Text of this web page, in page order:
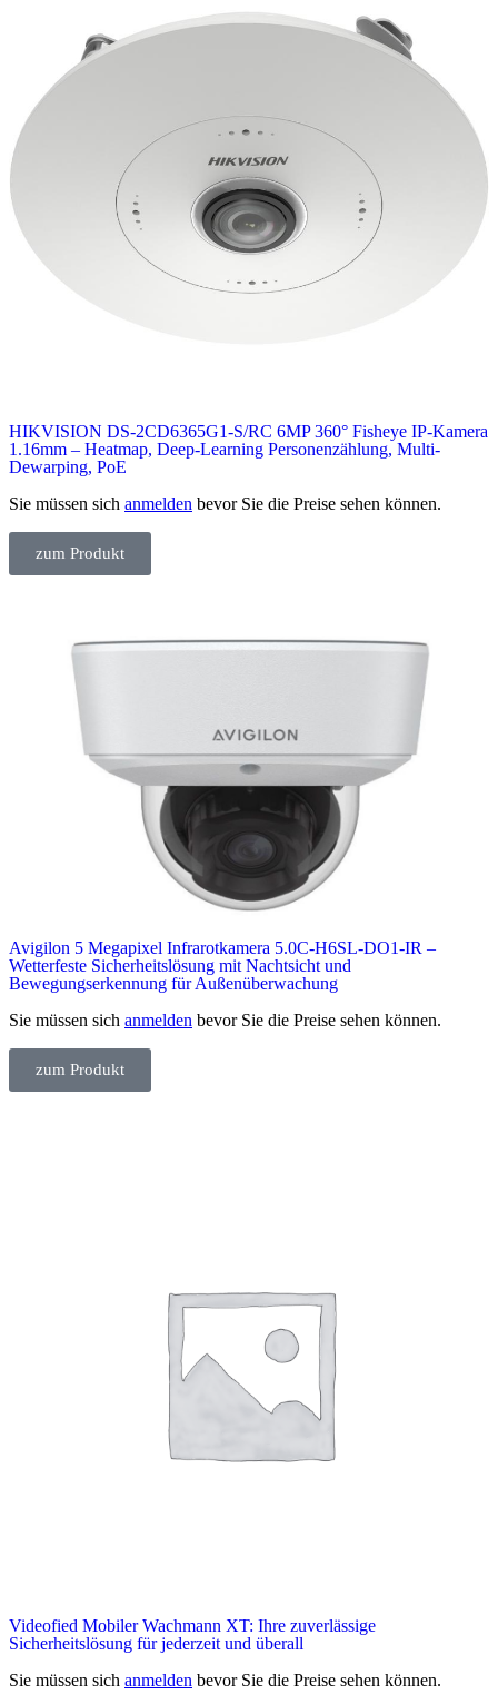
HIKVISION DS-2CD6365G1-S/RC 6MP 360° Fisheye IP-Kamera
1.16mm – Heatmap, Deep-Learning Personenzählung, Multi-
Dewarping, PoE
Sie müssen sich anmelden bevor Sie die Preise sehen können.
zum Produkt
Avigilon 5 Megapixel Infrarotkamera 5.0C-H6SL-DO1-IR –
Wetterfeste Sicherheitslösung mit Nachtsicht und
Bewegungserkennung für Außenüberwachung
Sie müssen sich anmelden bevor Sie die Preise sehen können.
zum Produkt
Videofied Mobiler Wachmann XT: Ihre zuverlässige
Sicherheitslösung für jederzeit und überall
Sie müssen sich anmelden bevor Sie die Preise sehen können.